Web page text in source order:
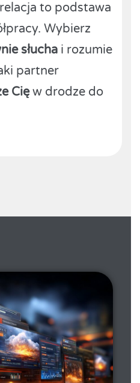
to podstawa
Wybierz
słucha i rozumie
partner
Cięw drodze do